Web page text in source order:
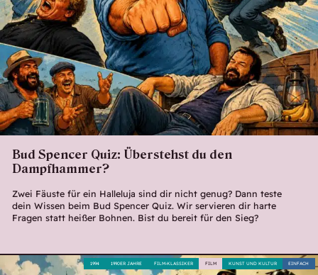
Bud Spencer Quiz: Überstehst du den
Dampfhammer?
Zwei Fäuste für ein Halleluja sind dir nicht genug? Dann teste
dein Wissen beim Bud Spencer Quiz. Wir servieren dir harte
Fragen statt heißer Bohnen. Bist du bereit für den Sieg?
EINFACH
KUNST UND KULTUR
FILM
FILM-KLASSIKER
1990ER JAHRE
1994